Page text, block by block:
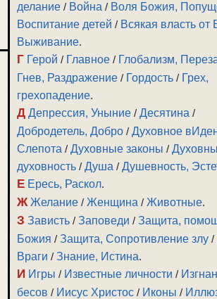
делание / Война / Воля Божия,
Воспитание детей / Всякая власть от
Выживание.
Г Герой / Главное / Глобализм,
Гнев, Раздражение / Гордость / Грех,
грехопадение.
Д Депрессия, Уныние /Десятина /
Добродетель, Добро /Духовное
Слепота /Духовные законы /
духовность /Душа /Душевность,
Е Ересь, Раскол.
Ж Желание /Женщина /Животные.
З Зависть /Заповеди /Защита,
Божия /Защита, Сопротивление злу /
Враги /Знание, Истина.
И Игры / Известные личности /
бесов / Иисус Христос / Иконы /